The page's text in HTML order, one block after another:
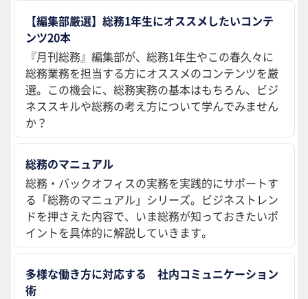
【編集部厳選】総務1年生にオススメしたいコンテ
ンツ20本
『月刊総務』編集部が、総務1年生やこの春久々に
総務業務を担当する方にオススメのコンテンツを厳
選。この機会に、総務実務の基本はもちろん、ビジ
ネススキルや総務の考え方について学んでみません
か？
総務のマニュアル
総務・バックオフィスの実務を実践的にサポートす
る「総務のマニュアル」シリーズ。ビジネストレン
ドを押さえた内容で、いま総務が知っておきたいポ
イントを具体的に解説していきます。
多様な働き方に対応する 社内コミュニケーション
術